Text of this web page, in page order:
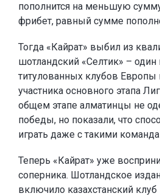
пополнится на меньшую
фрибет, равный сумме
Тогда «Кайрат» выбил из
шотландский «Селтик» –
титулованных клубов Европы
участника основного этапа
общем этапе алматинцы не
победы, но показали, что
играть даже с такими
Теперь «Кайрат» уже
соперника. Шотландское
включило казахстанский